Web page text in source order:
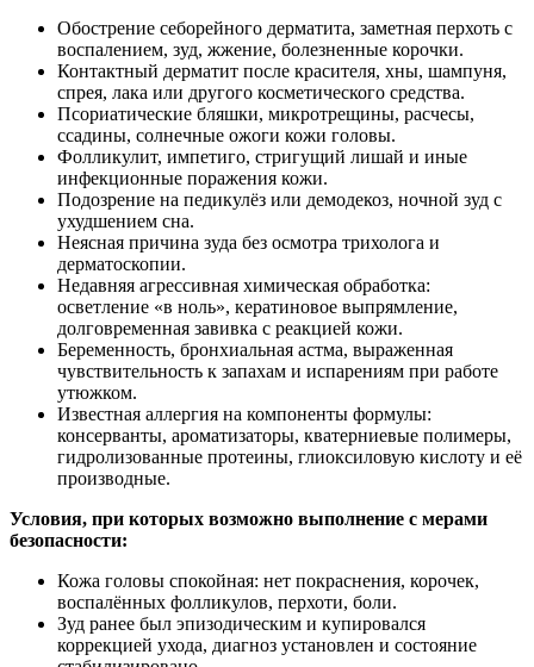
Обострение себорейного дерматита, заметная перхоть с
воспалением, зуд, жжение, болезненные корочки.
Контактный дерматит после красителя, хны, шампуня,
спрея, лака или другого косметического средства.
Псориатические бляшки, микротрещины, расчесы,
ссадины, солнечные ожоги кожи головы.
Фолликулит, импетиго, стригущий лишай и иные
инфекционные поражения кожи.
Подозрение на педикулёз или демодекоз, ночной зуд с
ухудшением сна.
Неясная причина зуда без осмотра трихолога и
дерматоскопии.
Недавняя агрессивная химическая обработка:
осветление «в ноль», кератиновое выпрямление,
долговременная завивка с реакцией кожи.
Беременность, бронхиальная астма, выраженная
чувствительность к запахам и испарениям при работе
утюжком.
Известная аллергия на компоненты формулы:
консерванты, ароматизаторы, кватерниевые полимеры,
гидролизованные протеины, глиоксиловую кислоту и её
производные.
Условия, при которых возможно выполнение с мерами
безопасности:
Кожа головы спокойная: нет покраснения, корочек,
воспалённых фолликулов, перхоти, боли.
Зуд ранее был эпизодическим и купировался
коррекцией ухода, диагноз установлен и состояние